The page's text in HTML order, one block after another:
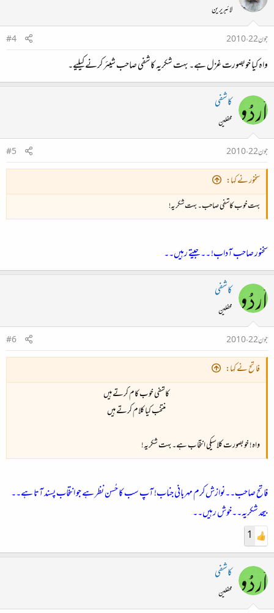
لائبریرین
جون 22، 2010
#4
واہ کیا خوبصورت غزل ہے۔ بہت شکریہ کاشفی صاحب شیئر کرنے کیلیے۔
کاشفی
محفلین
جون 22، 2010
#5
سخنور نے کہا:
بہت خوب کاشفی صاحب۔ بہت شکریہ!
سخنور صاحب آداب! ۔۔جیتے رہیں۔۔
کاشفی
محفلین
جون 22، 2010
#6
فاتح نے کہا:
کاشفی خوب کام کرتے ہیں
منتخب کیا کلام کرتے ہیں
واہ! خوبصورت کلاسیکی انتخاب ہے۔ بہت شکریہ!
فاتح صاحب۔۔نوازش کرم مہربانی جناب! آپ سب کا حُسن نظر ہے جو انتخاب پسند آتا ہے۔۔
بیحد شکریہ۔۔خوش رہیں۔۔
1
کاشفی
محفلین